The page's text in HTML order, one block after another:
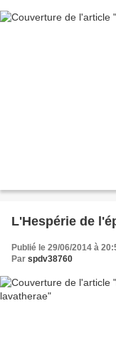
L'Hespérie de
Publié le 29/06/2014 à
Par spdv38760